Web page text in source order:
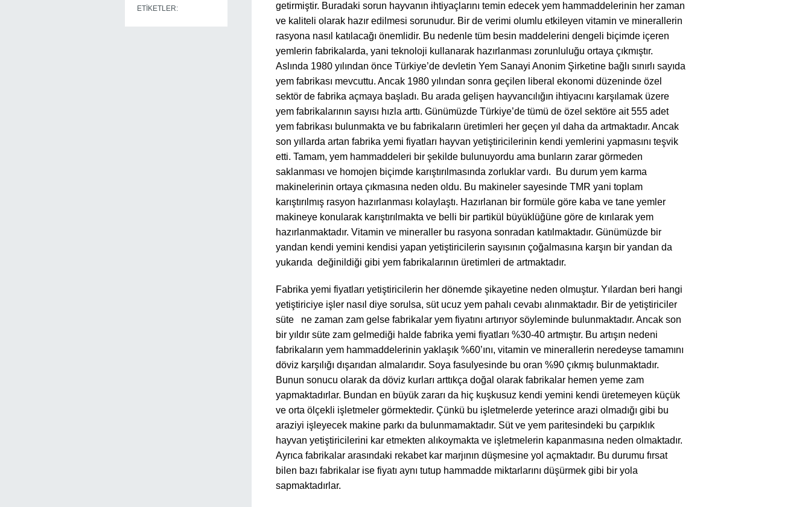
ETİKETLER:
getirmiştir. Buradaki sorun hayvanın ihtiyaçlarını temin edecek yem hammaddelerinin her zaman
ve kaliteli olarak hazır edilmesi sorunudur. Bir de verimi olumlu etkileyen vitamin ve minerallerin
rasyona nasıl katılacağı önemlidir. Bu nedenle tüm besin maddelerini dengeli biçimde içeren
yemlerin fabrikalarda, yani teknoloji kullanarak hazırlanması zorunluluğu ortaya çıkmıştır.
Aslında 1980 yılından önce Türkiye’de devletin Yem Sanayi Anonim Şirketine bağlı sınırlı sayıda
yem fabrikası mevcuttu. Ancak 1980 yılından sonra geçilen liberal ekonomi düzeninde özel
sektör de fabrika açmaya başladı. Bu arada gelişen hayvancılığın ihtiyacını karşılamak üzere
yem fabrikalarının sayısı hızla arttı. Günümüzde Türkiye’de tümü de özel sektöre ait 555 adet
yem fabrikası bulunmakta ve bu fabrikaların üretimleri her geçen yıl daha da artmaktadır. Ancak
son yıllarda artan fabrika yemi fiyatları hayvan yetiştiricilerinin kendi yemlerini yapmasını teşvik
etti. Tamam, yem hammaddeleri bir şekilde bulunuyordu ama bunların zarar görmeden
saklanması ve homojen biçimde karıştırılmasında zorluklar vardı. Bu durum yem karma
makinelerinin ortaya çıkmasına neden oldu. Bu makineler sayesinde TMR yani toplam
karıştırılmış rasyon hazırlanması kolaylaştı. Hazırlanan bir formüle göre kaba ve tane yemler
makineye konularak karıştırılmakta ve belli bir partikül büyüklüğüne göre de kırılarak yem
hazırlanmaktadır. Vitamin ve mineraller bu rasyona sonradan katılmaktadır. Günümüzde bir
yandan kendi yemini kendisi yapan yetiştiricilerin sayısının çoğalmasına karşın bir yandan da
yukarıda değinildiği gibi yem fabrikalarının üretimleri de artmaktadır.
Fabrika yemi fiyatları yetiştiricilerin her dönemde şikayetine neden olmuştur. Yılardan beri hangi
yetiştiriciye işler nasıl diye sorulsa, süt ucuz yem pahalı cevabı alınmaktadır. Bir de yetiştiriciler
süte ne zaman zam gelse fabrikalar yem fiyatını artırıyor söyleminde bulunmaktadır. Ancak son
bir yıldır süte zam gelmediği halde fabrika yemi fiyatları %30-40 artmıştır. Bu artışın nedeni
fabrikaların yem hammaddelerinin yaklaşık %60’ını, vitamin ve minerallerin neredeyse tamamını
döviz karşılığı dışarıdan almalarıdır. Soya fasulyesinde bu oran %90 çıkmış bulunmaktadır.
Bunun sonucu olarak da döviz kurları arttıkça doğal olarak fabrikalar hemen yeme zam
yapmaktadırlar. Bundan en büyük zararı da hiç kuşkusuz kendi yemini kendi üretemeyen küçük
ve orta ölçekli işletmeler görmektedir. Çünkü bu işletmelerde yeterince arazi olmadığı gibi bu
araziyi işleyecek makine parkı da bulunmamaktadır. Süt ve yem paritesindeki bu çarpıklık
hayvan yetiştiricilerini kar etmekten alıkoymakta ve işletmelerin kapanmasına neden olmaktadır.
Ayrıca fabrikalar arasındaki rekabet kar marjının düşmesine yol açmaktadır. Bu durumu fırsat
bilen bazı fabrikalar ise fiyatı aynı tutup hammadde miktarlarını düşürmek gibi bir yola
sapmaktadırlar.